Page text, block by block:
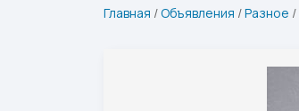
Главная /Объявления /Разное /